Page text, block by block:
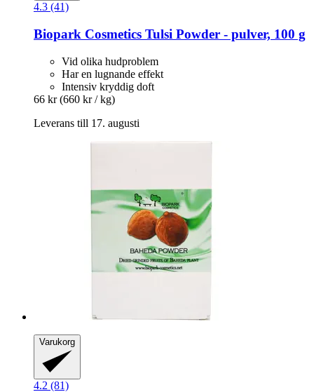
4.3 (41)
Biopark Cosmetics Tulsi Powder -​ pulver, 100 g
Vid olika hudproblem
Har en lugnande effekt
Intensiv kryddig doft
66 kr (660 kr / kg)
Leverans till 17. augusti
Varukorg
4.2 (81)